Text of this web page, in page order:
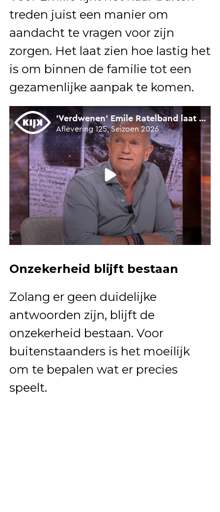
treden juist een manier om
aandacht te vragen voor zijn
zorgen. Het laat zien hoe lastig het
is om binnen de familie tot een
gezamenlijke aanpak te komen.
Onzekerheid blijft bestaan
Zolang er geen duidelijke
antwoorden zijn, blijft de
onzekerheid bestaan. Voor
buitenstaanders is het moeilijk
om te bepalen wat er precies
speelt.